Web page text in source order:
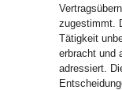
zugestimmt.
Tätigkeit
erbracht und
adressiert.